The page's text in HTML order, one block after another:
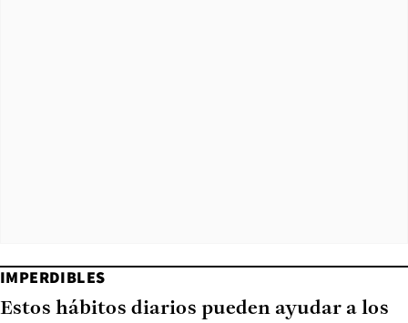
IMPERDIBLES
Estos hábitos diarios pueden ayudar a los